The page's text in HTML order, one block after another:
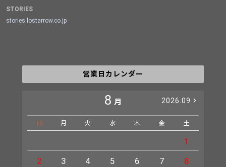
STORIES
stories.lostarrow.co.jp
営業日カレンダー
8 月 2026.09
日 月 火 水 木 金 土
1
2
3 4 5 6 7
8